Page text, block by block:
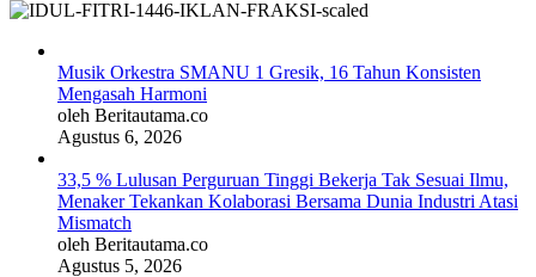
Musik Orkestra SMANU 1 Gresik, 16 Tahun Konsisten
Mengasah Harmoni
oleh Beritautama.co
Agustus 6, 2026
33,5 % Lulusan Perguruan Tinggi Bekerja Tak Sesuai Ilmu,
Menaker Tekankan Kolaborasi Bersama Dunia Industri Atasi
Mismatch
oleh Beritautama.co
Agustus 5, 2026